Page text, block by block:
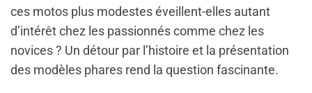
ces motos plus modestes éveillent-elles autant
d’intérêt chez les passionnés comme chez les
novices ? Un détour par l’histoire et la présentation
des modèles phares rend la question fascinante.